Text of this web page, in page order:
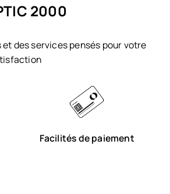
2000
des services pensés pour votre
Facilités de paiement